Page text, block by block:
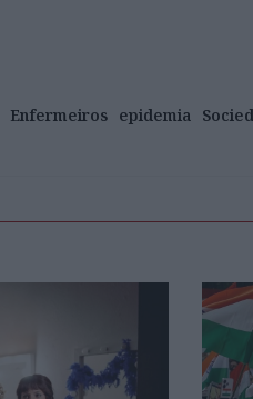
Enfermeiros epidemia